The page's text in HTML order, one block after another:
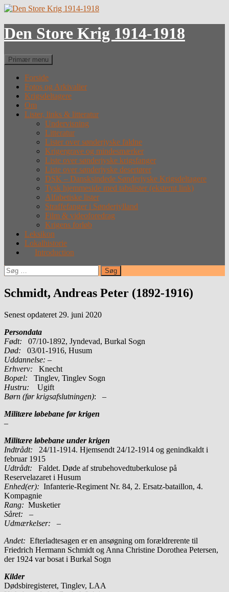
Hop
indhold
Den Store Krig 1914-1918
Søg
Primær menu
Forside
Fotos og Arkivalier
Krigsdeltagere
Om
Lister, links & litteratur
Undervisning
Litteratur
Lister over sønderjyske faldne
Krigergrave og mindesmærker
Liste over sønderjyske krigsfanger
Liste over sønderjyske desertører
DSK – Dansksindede Sønderjyske Krigsdeltagere
Tysk hjemmeside med tabslister (eksternt link)
Alfabetiske lister
Straffefanger i Sønderjylland
Film & videoforedrag
Krigens forløb
Leksikon
Lokalhistorie
Introduction
Søg
efter:
Schmidt, Andreas Peter (1892-1916)
Senest opdateret 29. juni 2020
Persondata
Født: 07/10-1892, Jyndevad, Burkal Sogn
Død: 03/01-1916, Husum
Uddannelse: –
Erhverv: Knecht
Bopæl: Tinglev, Tinglev Sogn
Hustru: Ugift
Børn (før krigsafslutningen): –
Militære løbebane før krigen
–
Militære løbebane under krigen
Indtrådt:
24/11-1914. Hjemsendt 24/12-1914 og genindkaldt i
februar 1915
Udtrådt: Faldet. Døde af strubehovedtuberkulose på
Reservelazaret i Husum
Enhed(er): Infanterie-Regiment Nr. 84, 2. Ersatz-bataillon, 4.
Kompagnie
Rang: Musketier
Såret: –
Udmærkelser: –
Andet: Efterladtesagen er en ansøgning om forældrerente til
Friedrich Hermann Schmidt og Anna Christine Dorothea Petersen,
der 1924 var bosat i Burkal Sogn
Kilder
Dødsbiregisteret, Tinglev, LAA